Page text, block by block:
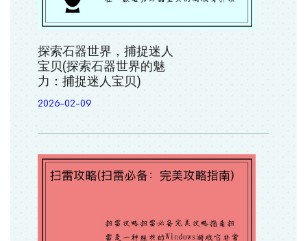
探索石器世界，捕捉迷人
宝贝(探索石器世界的魅
力：捕捉迷人宝贝)
2026-02-09